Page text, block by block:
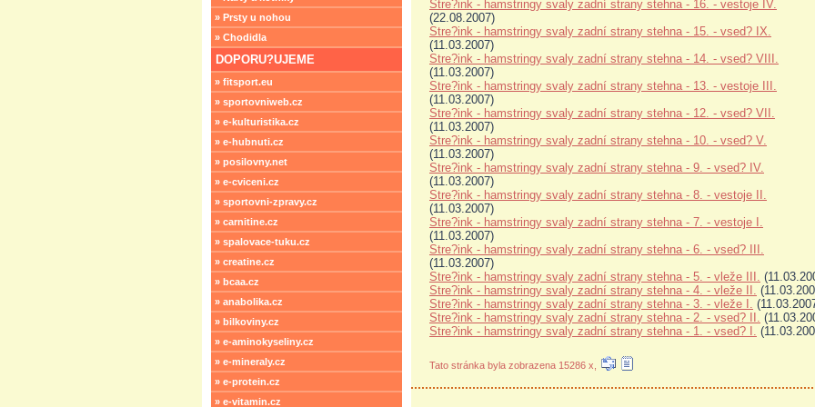
» Prsty u nohou
» Chodidla
DOPORU?UJEME
» fitsport.eu
» sportovniweb.cz
» e-kulturistika.cz
» e-hubnuti.cz
» posilovny.net
» e-cviceni.cz
» sportovni-zpravy.cz
» carnitine.cz
» spalovace-tuku.cz
» creatine.cz
» bcaa.cz
» anabolika.cz
» bilkoviny.cz
» e-aminokyseliny.cz
» e-mineraly.cz
» e-protein.cz
» e-vitamin.cz
Stre?ink - hamstringy svaly zadní strany stehna - 16. - vestoje IV.
(22.08.2007)
Stre?ink - hamstringy svaly zadní strany stehna - 15. - vsed? IX.
(11.03.2007)
Stre?ink - hamstringy svaly zadní strany stehna - 14. - vsed? VIII.
(11.03.2007)
Stre?ink - hamstringy svaly zadní strany stehna - 13. - vestoje III.
(11.03.2007)
Stre?ink - hamstringy svaly zadní strany stehna - 12. - vsed? VII.
(11.03.2007)
Stre?ink - hamstringy svaly zadní strany stehna - 10. - vsed? V.
(11.03.2007)
Stre?ink - hamstringy svaly zadní strany stehna - 9. - vsed? IV.
(11.03.2007)
Stre?ink - hamstringy svaly zadní strany stehna - 8. - vestoje II.
(11.03.2007)
Stre?ink - hamstringy svaly zadní strany stehna - 7. - vestoje I.
(11.03.2007)
Stre?ink - hamstringy svaly zadní strany stehna - 6. - vsed? III.
(11.03.2007)
Stre?ink - hamstringy svaly zadní strany stehna - 5. - vleže III.
Stre?ink - hamstringy svaly zadní strany stehna - 4. - vleže II.
Stre?ink - hamstringy svaly zadní strany stehna - 3. - vleže I.
Stre?ink - hamstringy svaly zadní strany stehna - 2. - vsed? II.
Stre?ink - hamstringy svaly zadní strany stehna - 1. - vsed? I.
Tato stránka byla zobrazena 15286 x,